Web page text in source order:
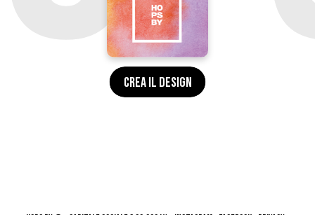
CREA IL DESIGN